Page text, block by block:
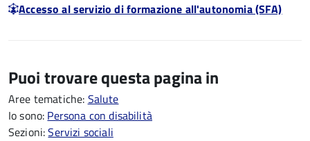
Accesso al servizio di formazione all'autonomia (SFA)
Puoi trovare questa pagina in
Aree tematiche: Salute
Io sono: Persona con disabilità
Sezioni:Servizi sociali